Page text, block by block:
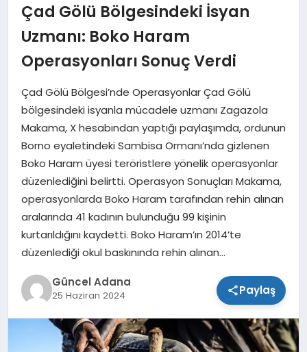
MAGAZIN
SAĞLIK
SPOR
TEKNOLOJI
Çad Gölü Bölgesindeki İsyan
Uzmanı: Boko Haram
Operasyonları Sonuç Verdi
Çad Gölü Bölgesi’nde Operasyonlar Çad Gölü
bölgesindeki isyanla mücadele uzmanı Zagazola
Makama, X hesabından yaptığı paylaşımda, ordunun
Borno eyaletindeki Sambisa Ormanı’nda gizlenen
Boko Haram üyesi teröristlere yönelik operasyonlar
düzenlediğini belirtti. Operasyon Sonuçları Makama,
operasyonlarda Boko Haram tarafından rehin alınan
aralarında 41 kadının bulunduğu 99 kişinin
kurtarıldığını kaydetti. Boko Haram’ın 2014’te
düzenlediği okul baskınında rehin alınan…
Güncel Adana
25 Haziran 2024 Paylaş